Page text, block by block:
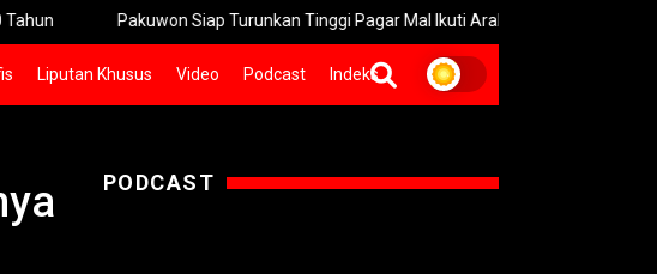
Pakuwon Siap Turunkan Tinggi Pagar Mal Ikuti Arahan Wali Kota Surabaya
Liputan Khusus Video Podcast Indeks
PODCAST